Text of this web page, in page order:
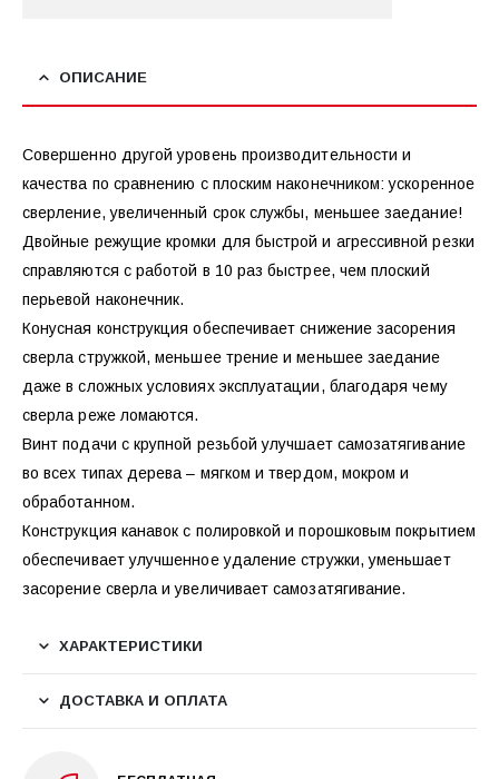
ОПИСАНИЕ
Совершенно другой уровень производительности и
качества по сравнению с плоским наконечником: ускоренное
сверление, увеличенный срок службы, меньшее заедание!
Двойные режущие кромки для быстрой и агрессивной резки
справляются с работой в 10 раз быстрее, чем плоский
перьевой наконечник.
Конусная конструкция обеспечивает снижение засорения
сверла стружкой, меньшее трение и меньшее заедание
даже в сложных условиях эксплуатации, благодаря чему
сверла реже ломаются.
Винт подачи с крупной резьбой улучшает самозатягивание
во всех типах дерева – мягком и твердом, мокром и
обработанном.
Конструкция канавок с полировкой и порошковым покрытием
обеспечивает улучшенное удаление стружки, уменьшает
засорение сверла и увеличивает самозатягивание.
ХАРАКТЕРИСТИКИ
ДОСТАВКА И ОПЛАТА